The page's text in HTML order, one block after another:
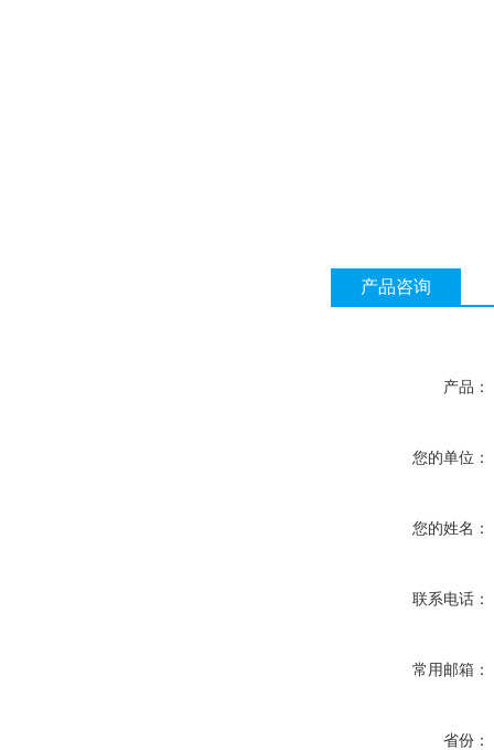
产品咨询
产品：
您的单位：
您的姓名：
联系电话：
常用邮箱：
省份：